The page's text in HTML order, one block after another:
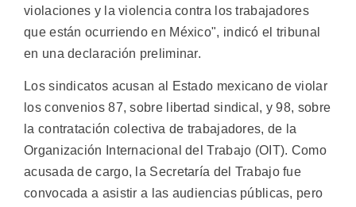
violaciones y la violencia contra los trabajadores
que están ocurriendo en México", indicó el tribunal
en una declaración preliminar.
Los sindicatos acusan al Estado mexicano de violar
los convenios 87, sobre libertad sindical, y 98, sobre
la contratación colectiva de trabajadores, de la
Organización Internacional del Trabajo (OIT). Como
acusada de cargo, la Secretaría del Trabajo fue
convocada a asistir a las audiencias públicas, pero